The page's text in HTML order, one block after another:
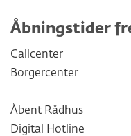
Åbningstider
Callcenter
Borgercenter
Åbent Rådhus
Digital Hotline